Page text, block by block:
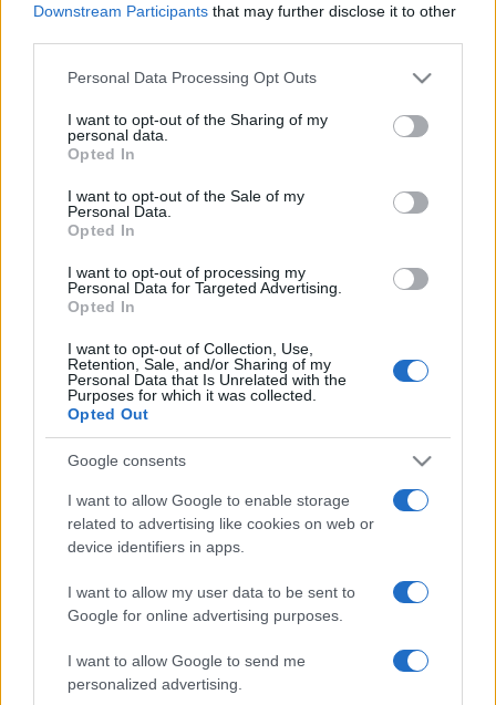
Downstream Participants that may further disclose it to other
Please note that this website/app uses one or more Google
not limited to your visit or usage behaviour. You may click to
grant or deny consent to Google and its third-party tags to
use your data for below specified purposes in below Google
consent section.
Personal Data Processing Opt Outs
I want to opt-out of the Sharing of my
personal data.
Opted In
I want to opt-out of the Sale of my
Personal Data.
Opted In
I want to opt-out of processing my
Personal Data for Targeted Advertising.
Opted In
I want to opt-out of Collection, Use,
Retention, Sale, and/or Sharing of my
Personal Data that Is Unrelated with the
Purposes for which it was collected.
Opted Out
Google consents
I want to allow Google to enable storage
related to advertising like cookies on web or
device identifiers in apps.
I want to allow my user data to be sent to
Google for online advertising purposes.
I want to allow Google to send me
personalized advertising.
Helyi hírek
másodfokúra csökken a riasztás
Országos hírek
Egyetem
HÍRDETÉS
HÍRDETÉS
LEGOLVASOTTABB
Szerdától rárajtolhatunk a jövő nyári
foci-Eb jegyeire